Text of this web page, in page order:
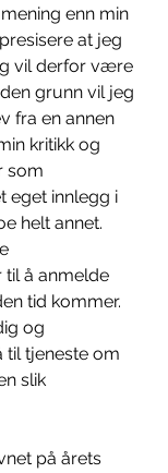
enn min
at jeg
vil derfor være
grunn vil jeg
fra en annen
kritikk og
som
eget innlegg i
helt annet.
til å anmelde
tid kommer.
og
til tjeneste om
slik
på årets